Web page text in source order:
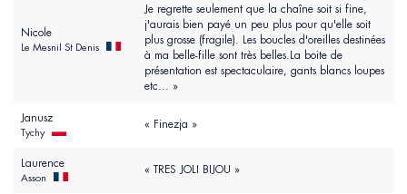
Nicole
Le Mesnil St Denis
Je regrette seulement que la chaîne soit si fine,
j'aurais bien payé un peu plus pour qu'elle soit
plus grosse (fragile). Les boucles d'oreilles destinées
à ma belle-fille sont très belles.La boite de
présentation est spectaculaire, gants blancs loupes
etc... »
Janusz
Tychy
« Finezja »
Laurence
Asson
« TRES JOLI BIJOU »